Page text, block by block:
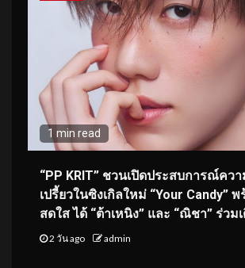
1 min read
“PP KRIT” ชวนเปิดประสบการณ์คว
เปรี้ยวในซิงเกิลใหม่ “Your Candy”
สดใส ได้ “ต้าเหนิง” และ “ณิชา” ร่วม
2 วัน ago admin